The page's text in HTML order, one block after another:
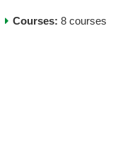
Courses: 8 courses